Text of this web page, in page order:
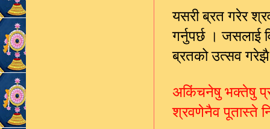
यसरी ब्रत गरेर
गर्नुपर्छ । जसलाई
ब्रतको उत्सव
अकिंचनेषु भक्तेषु
श्रवणेनैव पूतास्ते